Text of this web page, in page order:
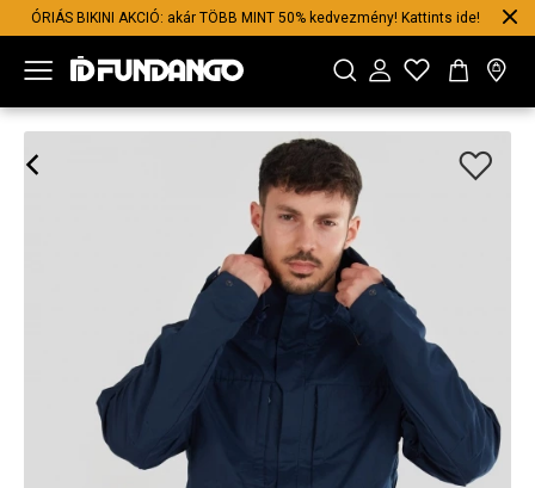
ÓRIÁS BIKINI AKCIÓ: akár TÖBB MINT 50% kedvezmény! Kattints ide!